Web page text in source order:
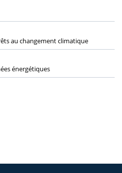
au changement climatique
énergétiques